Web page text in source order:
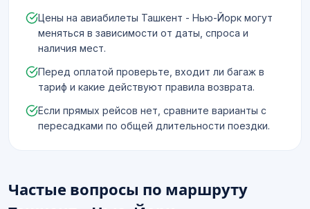
Цены на авиабилеты Ташкент - Нью-Йорк могут
меняться в зависимости от даты, спроса и
наличия мест.
Перед оплатой проверьте, входит ли багаж в
тариф и какие действуют правила возврата.
Если прямых рейсов нет, сравните варианты с
пересадками по общей длительности поездки.
Частые вопросы по маршруту